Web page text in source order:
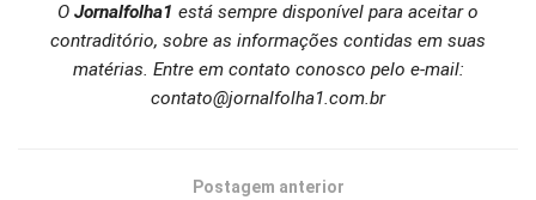
O Jornalfolha1 está sempre disponível para aceitar o
contraditório, sobre as informações contidas em suas
matérias. Entre em contato conosco pelo e-mail:
contato@jornalfolha1.com.br
Postagem anterior